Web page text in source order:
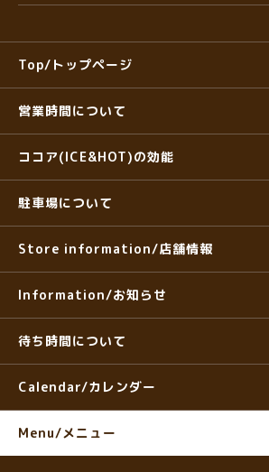
Top/トップページ
営業時間について
ココア(ICE&HOT)の効能
駐車場について
Store information/店舗情報
Information/お知らせ
待ち時間について
Calendar/カレンダー
Menu/メニュー